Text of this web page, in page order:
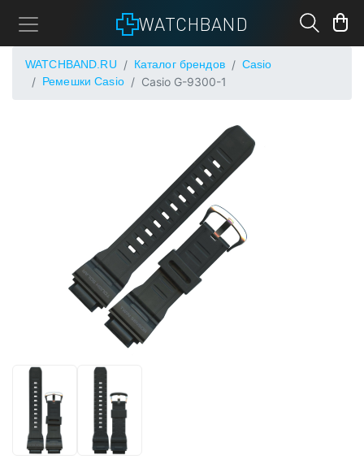
WATCHBAND
WATCHBAND.RU Каталог брендов
Casio
Ремешки Casio
Casio G-9300-1